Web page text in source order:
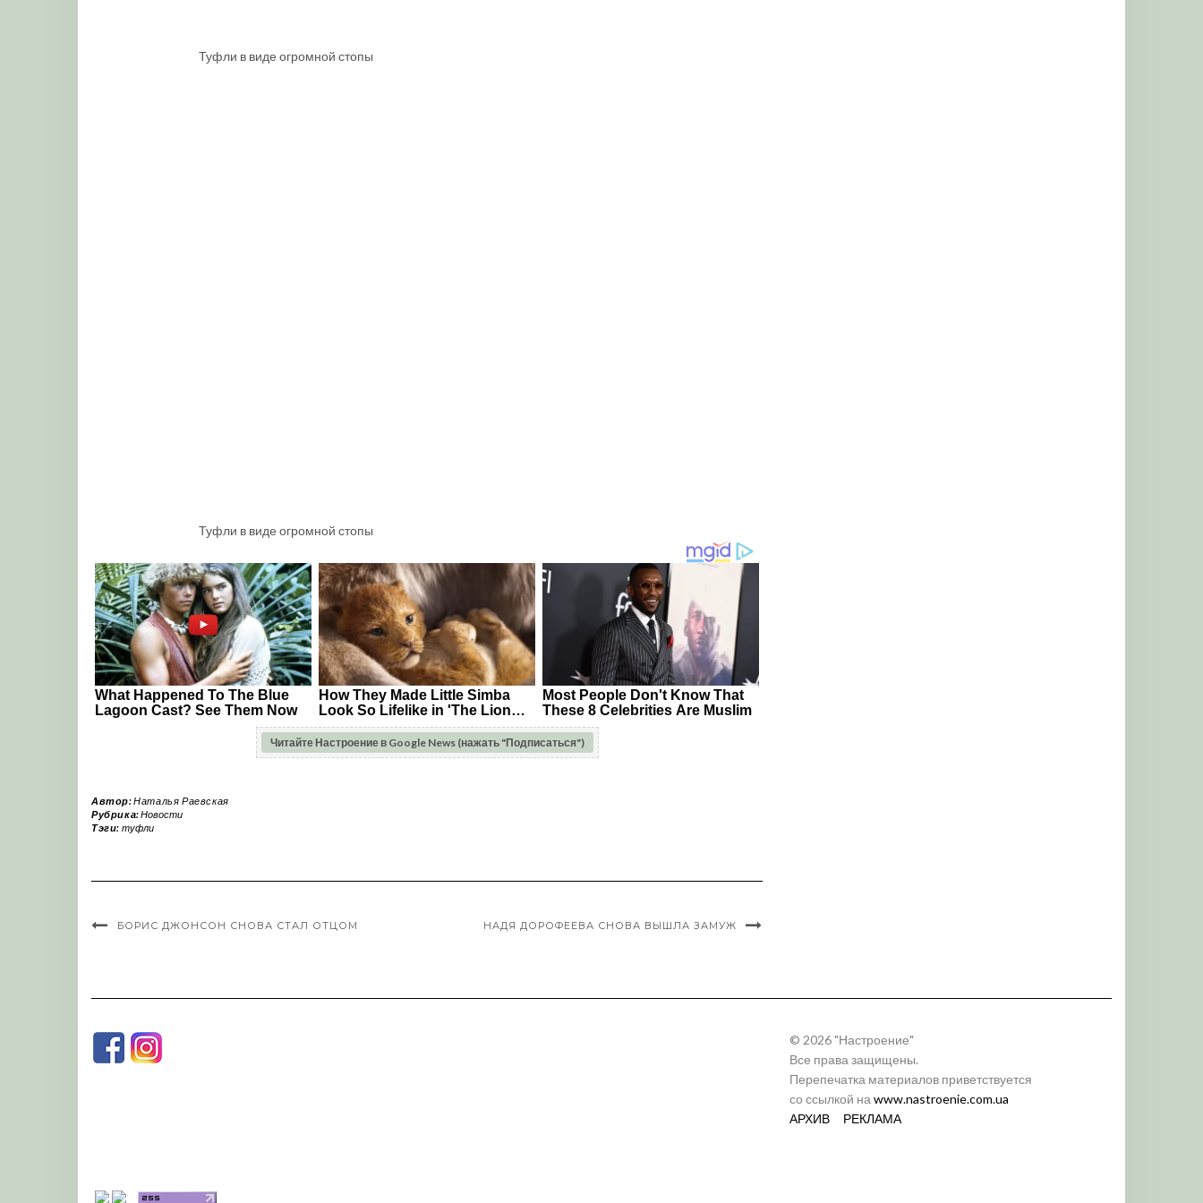
Туфли в виде огромной стопы
Туфли в виде огромной стопы
Читайте Настроение в Google News (нажать "Подписаться")
Автор:Наталья Раевская
Рубрика:Новости
Тэги: туфли
БОРИС ДЖОНСОН СНОВА СТАЛ ОТЦОМ НАДЯ ДОРОФЕЕВА СНОВА ВЫШЛА ЗАМУЖ
© 2026 "Настроение"
Все права защищены.
Перепечатка материалов приветствуется
со ссылкой на www.nastroenie.com.ua
АРХИВ
РЕКЛАМА